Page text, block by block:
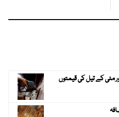
مٹی کے تیل کی قیمتوں